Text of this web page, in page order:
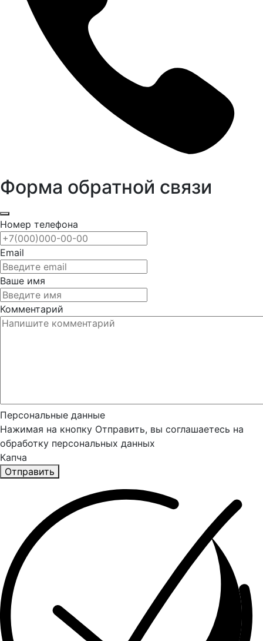
Форма обратной связи
Номер телефона
Email
Ваше имя
Комментарий
Персональные данные
Нажимая на кнопку Отправить, вы соглашаетесь на
обработку персональных данных
Капча
Отправить